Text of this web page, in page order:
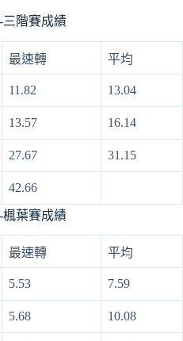
三階賽成績
最速轉 平均
11.82 13.04
13.57 16.14
27.67 31.15
42.66
楓葉賽成績
最速轉 平均
5.53 7.59
5.68 10.08